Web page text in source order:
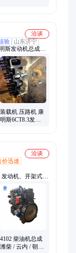
洽谈
验
山东济宁
斯发动机总成、
加热器、yc260lc-
感器、机中缸、
5、油压表、
装载机 压路机 康
明斯6CT8.3发动
洽谈
价迅速
动机、开架式发
、静音发电机
柴油机发电机仪
4102 柴油机总成
潍柴 / 云内 / 朝柴